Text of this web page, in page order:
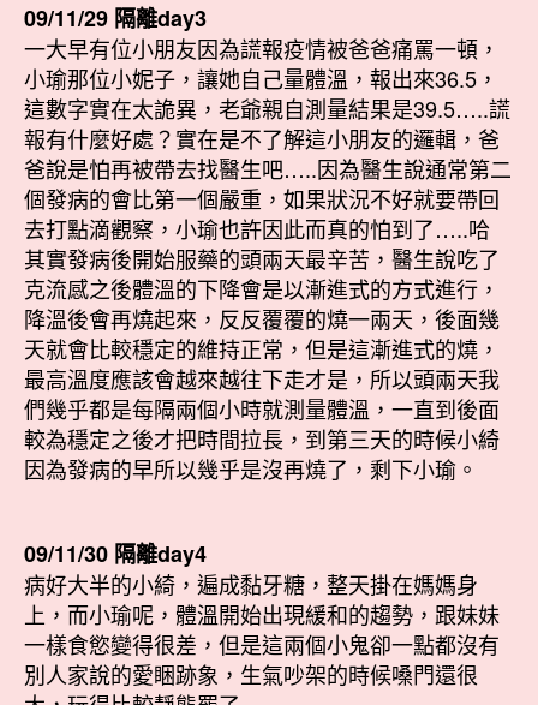
09/11/29 隔離day3
一大早有位小朋友因為謊報疫情被爸爸痛罵一頓，
小瑜那位小妮子，讓她自己量體溫，報出來36.5，
這數字實在太詭異，老爺親自測量結果是39.5…..謊
報有什麼好處？實在是不了解這小朋友的邏輯，爸
爸說是怕再被帶去找醫生吧…..因為醫生說通常第二
個發病的會比第一個嚴重，如果狀況不好就要帶回
去打點滴觀察，小瑜也許因此而真的怕到了…..哈
其實發病後開始服藥的頭兩天最辛苦，醫生說吃了
克流感之後體溫的下降會是以漸進式的方式進行，
降溫後會再燒起來，反反覆覆的燒一兩天，後面幾
天就會比較穩定的維持正常，但是這漸進式的燒，
最高溫度應該會越來越往下走才是，所以頭兩天我
們幾乎都是每隔兩個小時就測量體溫，一直到後面
較為穩定之後才把時間拉長，到第三天的時候小綺
因為發病的早所以幾乎是沒再燒了，剩下小瑜。
09/11/30 隔離day4
病好大半的小綺，遍成黏牙糖，整天掛在媽媽身
上，而小瑜呢，體溫開始出現緩和的趨勢，跟妹妹
一樣食慾變得很差，但是這兩個小鬼卻一點都沒有
別人家說的愛睏跡象，生氣吵架的時候嗓門還很